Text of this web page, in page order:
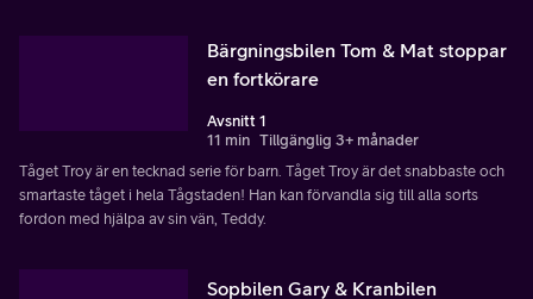
Bärgningsbilen Tom & Mat stoppar
en fortkörare
Avsnitt 1
11 min Tillgänglig 3+ månader
Tåget Troy är en tecknad serie för barn. Tåget Troy är det snabbaste och
smartaste tåget i hela Tågstaden! Han kan förvandla sig till alla sorts
fordon med hjälpa av sin vän, Teddy.
Sopbilen Gary & Kranbilen